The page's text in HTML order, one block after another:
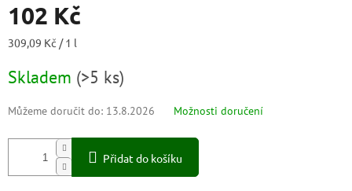
102 Kč
Měrná
309,09 Kč / 1 l
Skladem (>5 ks)
Můžeme doručit do: 13.8.2026 Možnosti doručení
Přidat do košíku